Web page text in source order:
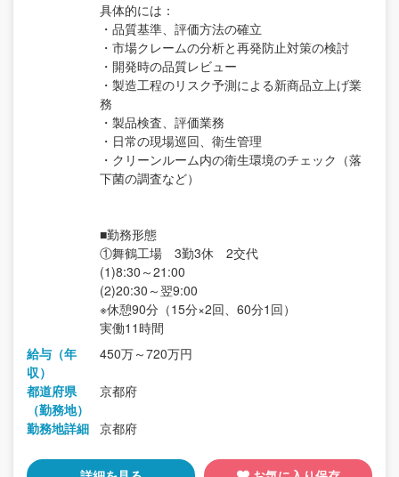
具体的には：
・品質基準、評価方法の確立
・市場クレームの分析と再発防止対策の検討
・開発時の品質レビュー
・製造工程のリスク予測による新商品立上げ業
務
・製品検査、評価業務
・日常の現場巡回、衛生管理
・クリーンルーム内の衛生環境のチェック（落
下菌の調査など）
■勤務形態
①舞鶴工場 3勤3休 2交代
(1)8:30～21:00
(2)20:30～翌9:00
※休憩90分（15分×2回、60分1回）
実働11時間
給与（年
収）
450万～720万円
都道府県
（勤務地）
京都府
勤務地詳細 京都府